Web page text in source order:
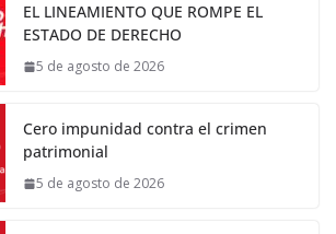
EL LINEAMIENTO QUE ROMPE EL
ESTADO DE DERECHO
5 de agosto de 2026
Cero impunidad contra el crimen
patrimonial
5 de agosto de 2026